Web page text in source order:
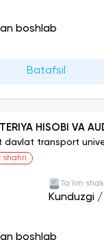
boshlab
Batafsil
HISOBI VA
davlat transport
shahri
Ta'lim
Kunduzgi /
boshlab